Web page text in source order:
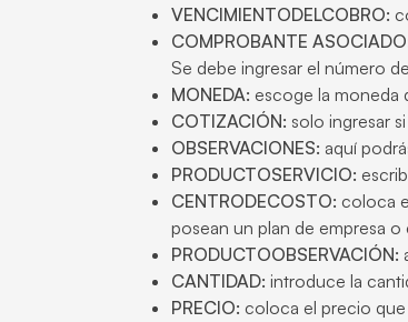
VENCIMIENTODELCOBRO:
COMPROBANTE
Se debe ingresar el número
MONEDA: escoge la moneda
COTIZACIÓN: solo ingresar
OBSERVACIONES: aquí
PRODUCTOSERVICIO:
CENTRODECOSTO: coloca
posean un plan de empresa
PRODUCTOOBSERVACIÓN:
CANTIDAD: introduce la
PRECIO: coloca el precio